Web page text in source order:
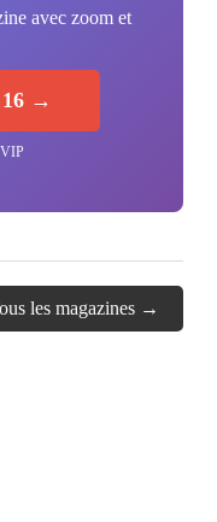
avec zoom et
16 →
VIP
les magazines →